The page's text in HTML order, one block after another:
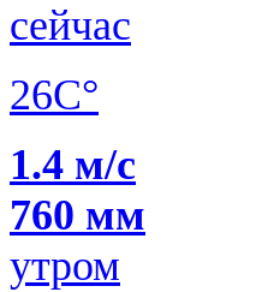
сейчас
26C°
1.4 м/с
760 мм
утром